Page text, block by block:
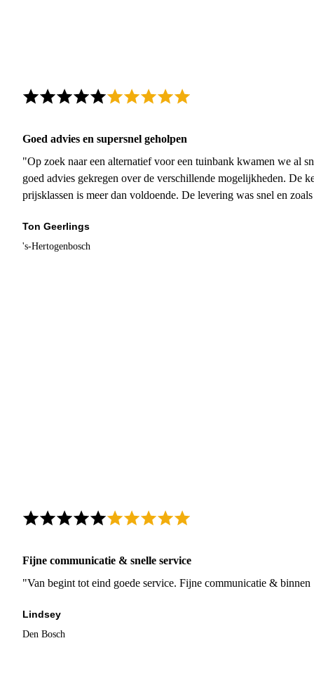
Goed advies en supersnel geholpen
"Op zoek naar een alternatief voor een tuinbank kwamen we al
goed advies gekregen over de verschillende mogelijkheden. De
prijsklassen is meer dan voldoende. De levering was snel en
Ton Geerlings
's-Hertogenbosch
Fijne communicatie & snelle service
"Van begint tot eind goede service. Fijne communicatie &
Lindsey
Den Bosch